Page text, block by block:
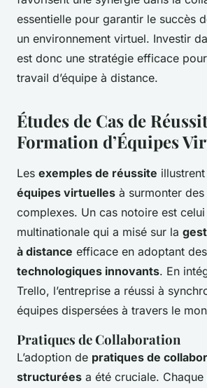
essentielle pour garantir le succès
un environnement virtuel. Investir
est donc une stratégie efficace
travail d’équipe à distance.
Études de Cas de
Formation d’Équipes
Les exemples de réussite
équipes virtuelles à surmonter des
complexes. Un cas notoire est celui
multinationale qui a misé sur la
à distance efficace en adoptant des
technologiques innovants. En
Trello, l’entreprise a réussi à
équipes dispersées à travers le
Pratiques de Collaboration
L’adoption de pratiques de
structurées a été cruciale.